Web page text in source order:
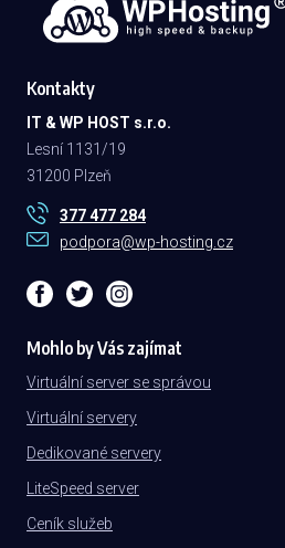
Kontakty
IT & WP HOST s.r.o.
Lesní 1131/19
31200 Plzeň
377 477 284
podpora@wp-hosting.cz
Mohlo by Vás zajímat
Virtuální server se správou
Virtuální servery
Dedikované servery
LiteSpeed server
Ceník služeb